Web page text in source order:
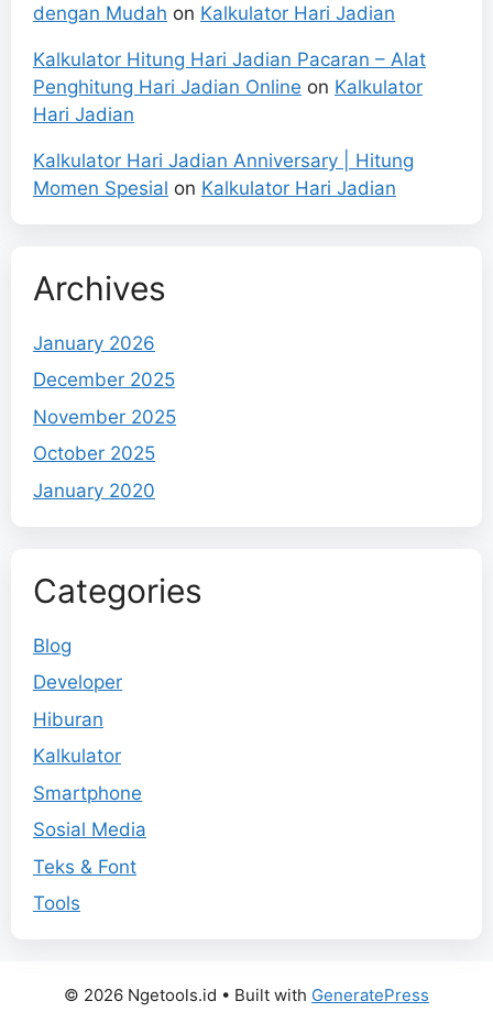
dengan Mudah on Kalkulator Hari Jadian
Kalkulator Hitung Hari Jadian Pacaran – Alat
Penghitung Hari Jadian Online on Kalkulator
Hari Jadian
Kalkulator Hari Jadian Anniversary | Hitung
Momen Spesial on Kalkulator Hari Jadian
Archives
January 2026
December 2025
November 2025
October 2025
January 2020
Categories
Blog
Developer
Hiburan
Kalkulator
Smartphone
Sosial Media
Teks & Font
Tools
© 2026 Ngetools.id • Built with GeneratePress